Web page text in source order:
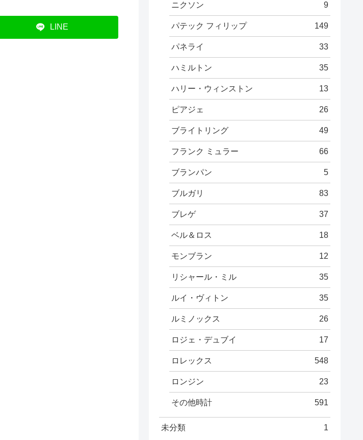
LINE
ニクソン 9
パテック フィリップ 149
パネライ 33
ハミルトン 35
ハリー・ウィンストン 13
ピアジェ 26
ブライトリング 49
フランク ミュラー 66
ブランパン 5
ブルガリ 83
ブレゲ 37
ベル＆ロス 18
モンブラン 12
リシャール・ミル 35
ルイ・ヴィトン 35
ルミノックス 26
ロジェ・デュブイ 17
ロレックス 548
ロンジン 23
その他時計 591
未分類 1